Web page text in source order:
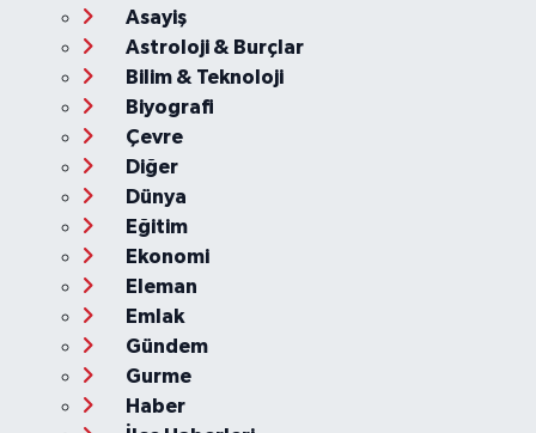
Asayiş
Astroloji & Burçlar
Bilim & Teknoloji
Biyografi
Çevre
Diğer
Dünya
Eğitim
Ekonomi
Eleman
Emlak
Gündem
Gurme
Haber